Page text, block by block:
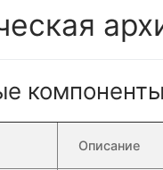
Описание